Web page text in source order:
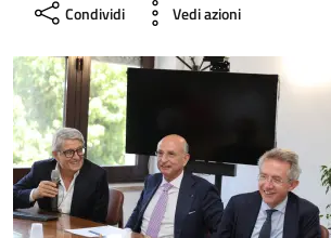
Condividi Vedi azioni